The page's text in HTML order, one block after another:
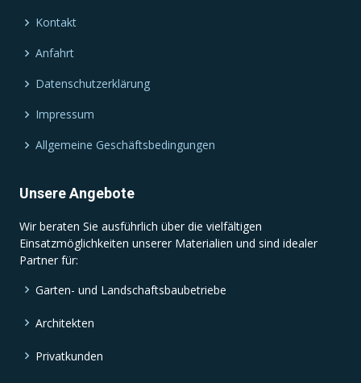
Kontakt
Anfahrt
Datenschutzerklärung
Impressum
Allgemeine Geschäftsbedingungen
Unsere Angebote
Wir beraten Sie ausführlich über die vielfältigen
Einsatzmöglichkeiten unserer Materialien und sind idealer
Partner für:
Garten- und Landschaftsbaubetriebe
Architekten
Privatkunden